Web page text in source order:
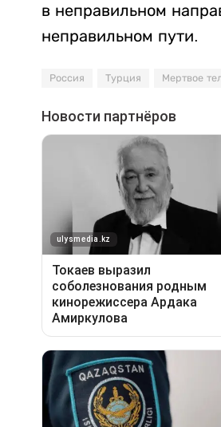
в неправильном
неправильном пути.
Россия Турция Мертвое